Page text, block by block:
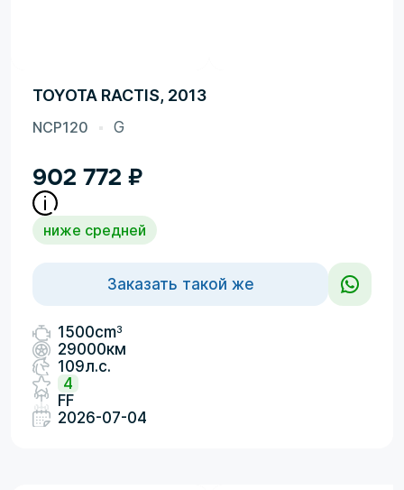
TOYOTA RACTIS, 2013
NCP120 G
902 772 ₽
ниже средней
Заказать такой же
1500cm3
29000км
109л.с.
4
FF
2026-07-04